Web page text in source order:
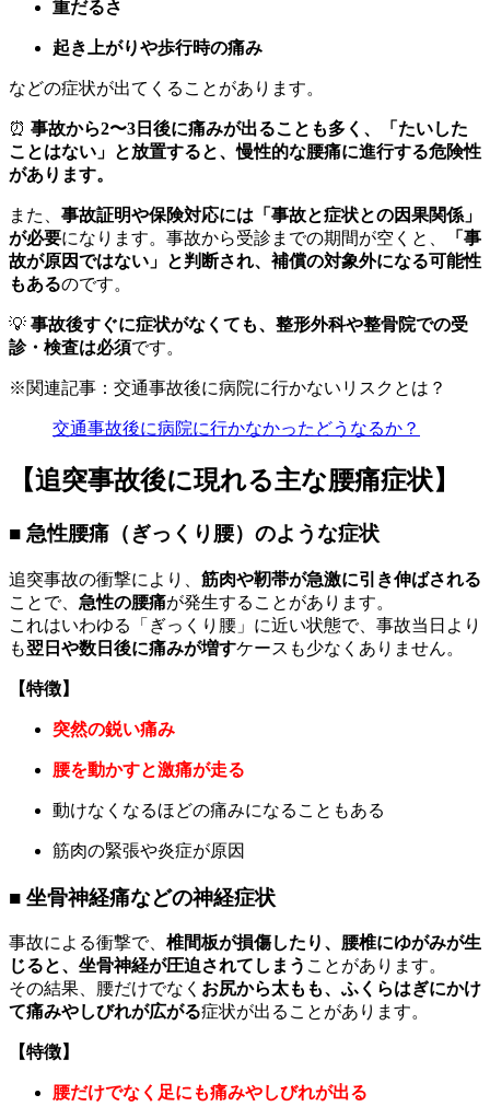
重だるさ
起き上がりや歩行時の痛み
などの症状が出てくることがあります。
⏰ 事故から2〜3日後に痛みが出ることも多く、「たいした
ことはない」と放置すると、慢性的な腰痛に進行する危険性
があります。
また、 事故証明や保険対応には「事故と症状との因果関係」
が必要になります。事故から受診までの期間が空くと、
「事
故が原因ではない」と判断され、補償の対象外になる可能性
もあるのです。
💡 事故後すぐに症状がなくても、整形外科や整骨院での受
診・検査は必須です。
※関連記事： 交通事故後に病院に行かないリスクとは？
交通事故後に病院に行かなかったどうなるか？
【追突事故後に現れる主な腰痛症状】
■ 急性腰痛（ぎっくり腰）のような症状
追突事故の衝撃により、 筋肉や靭帯が急激に引き伸ばされる
ことで、 急性の腰痛が発生することがあります。
これはいわゆる「ぎっくり腰」に近い状態で、事故当日より
も翌日や数日後に痛みが増すケースも少なくありません。
【特徴】
突然の鋭い痛み
腰を動かすと激痛が走る
動けなくなるほどの痛みになることもある
筋肉の緊張や炎症が原因
■ 坐骨神経痛などの神経症状
事故による衝撃で、 椎間板が損傷したり、腰椎にゆがみが生
じると、坐骨神経が圧迫されてしまう ことがあります。
その結果、腰だけでなく お尻から太もも、ふくらはぎにかけ
て痛みやしびれが広がる症状が出ることがあります。
【特徴】
腰だけでなく足にも痛みやしびれが出る